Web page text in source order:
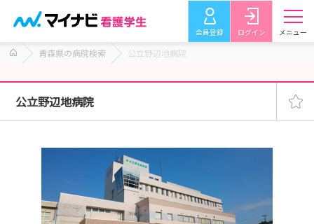
会員登録 ログイン メニュー
青森県の病院検索 公立野辺地病院
公立野辺地病院